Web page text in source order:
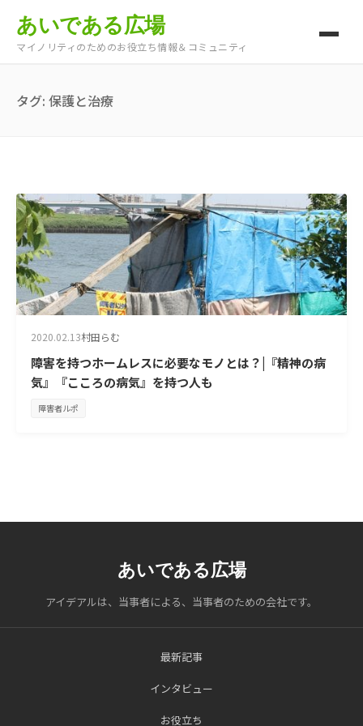
あいである広場
マイノリティのためのお役立ち情報＆コミュニティ
タグ: 保護と治療
2020.02.13村田らむ
障害を持つホームレスに必要なモノとは？|『精神の病
気』『こころの病気』を持つ人も
障害者ルポ
あいである広場
アイデアルは、当事者による、当事者のための会社です。
最新記事
インタビュー
お役立ち